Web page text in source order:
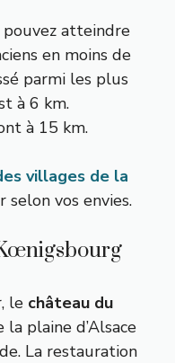
pouvez atteindre
en moins de
parmi les plus
à 6 km.
à 15 km.
villages de la
selon vos envies.
le château du
la plaine d’Alsace
La restauration